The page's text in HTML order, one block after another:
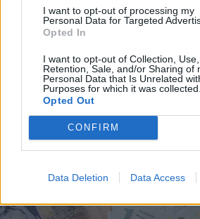
I want to opt-out of processing my
Personal Data for Targeted
Opted In
I want to opt-out of Collection, Use,
Retention, Sale, and/or Sharing of
Personal Data that Is Unrelated
Purposes for which it was collected.
Opted Out
CONFIRM
Data Deletion Data Access
2026. augusztus 08., szombat
Újabb hitelminősítő
meg” Romániának